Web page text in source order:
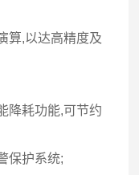
算,以达高精度及
降耗功能,可节约
保护系统;